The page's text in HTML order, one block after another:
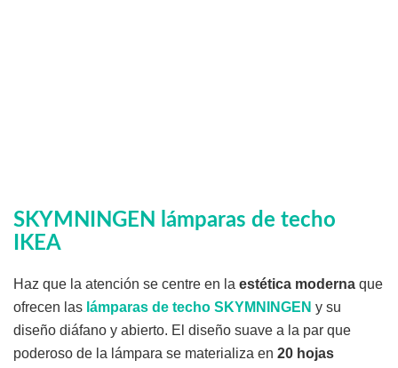
SKYMNINGEN lámparas de techo
IKEA
Haz que la atención se centre en la estética moderna que
ofrecen las lámparas de techo SKYMNINGEN y su
diseño diáfano y abierto. El diseño suave a la par que
poderoso de la lámpara se materializa en 20 hojas